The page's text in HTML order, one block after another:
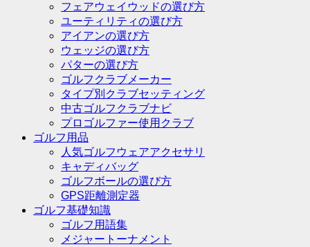
フェアウェイウッドの選び方
ユーティリティの選び方
アイアンの選び方
ウェッジの選び方
パターの選び方
ゴルフクラブメーカー
タイプ別クラブセッティング
中古ゴルフクラブナビ
プロゴルファー使用クラブ
ゴルフ用品
人気ゴルフウェアアクセサリ
キャディバッグ
ゴルフボールの選び方
GPS距離測定器
ゴルフ基礎知識
ゴルフ用語集
メジャートーナメント